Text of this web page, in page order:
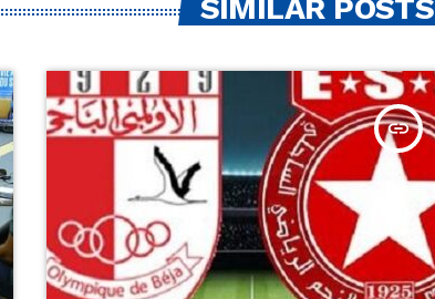
SIMILAR POSTS
insert_link